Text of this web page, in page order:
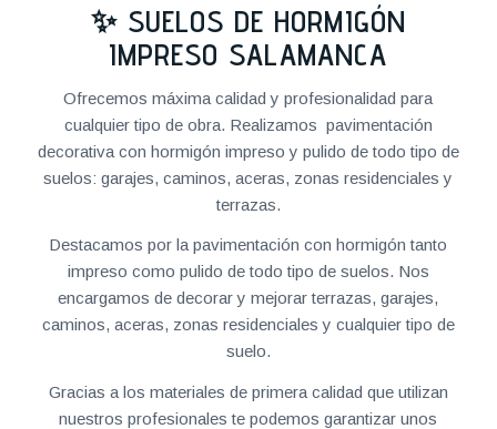
✨ SUELOS DE HORMIGÓN
IMPRESO SALAMANCA
Ofrecemos máxima calidad y profesionalidad para
cualquier tipo de obra. Realizamos pavimentación
decorativa con hormigón impreso y pulido de todo tipo de
suelos: garajes, caminos, aceras, zonas residenciales y
terrazas.
Destacamos por la pavimentación con hormigón tanto
impreso como pulido de todo tipo de suelos. Nos
encargamos de decorar y mejorar terrazas, garajes,
caminos, aceras, zonas residenciales y cualquier tipo de
suelo.
Gracias a los materiales de primera calidad que utilizan
nuestros profesionales te podemos garantizar unos